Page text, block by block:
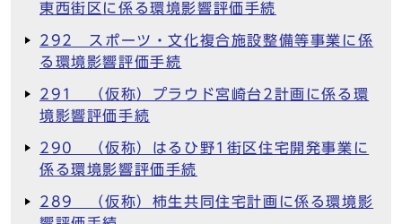
東西街区に係る環境影響評価手続
292 スポーツ・文化複合施設整備等事業に係
る環境影響評価手続
291 （仮称）プラウド宮崎台2計画に係る環
境影響評価手続
290 （仮称）はるひ野1街区住宅開発事業に
係る環境影響評価手続
289 （仮称）柿生共同住宅計画に係る環境影